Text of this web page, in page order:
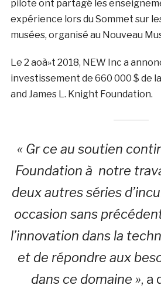
pilote ont partagé les
expérience lors du Sommet sur
musées, organisé au Nouveau
Le 2 aoà»t 2018, NEW Inc a
investissement de 660 000 $ de
and James L. Knight Foundation.
« Gr ce au soutien
Foundation à notre
deux autres séries
occasion sans
l’innovation dans la
et de répondre aux
dans ce domaine », a